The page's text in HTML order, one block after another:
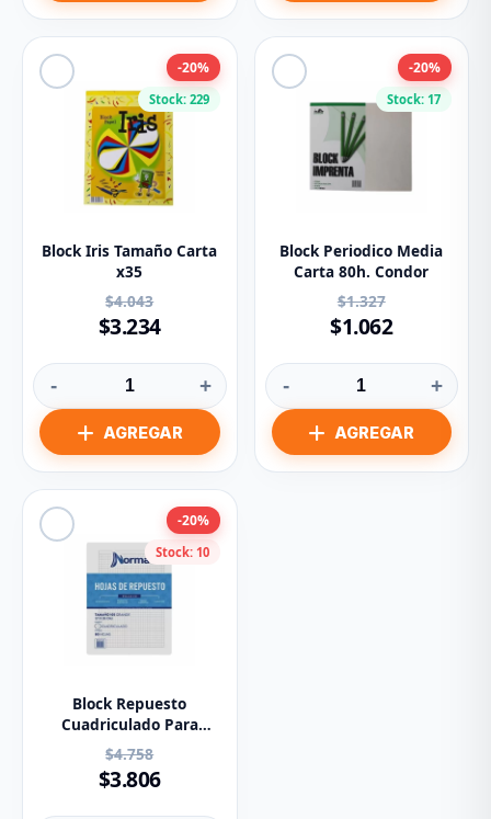
Stock: 229
-20%
Block Iris Tamaño Carta
x35
$4.043
$3.234
- +
Stock: 17
-20%
Block Periodico Media
Carta 80h. Condor
$1.327
$1.062
- +
Stock: 10
-20%
Block Repuesto
Cuadriculado Para
Pasta Argolla 105 X80
Hojas
$4.758
$3.806